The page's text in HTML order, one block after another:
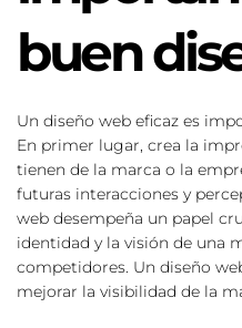
buen
Un diseño web eficaz es
En primer lugar, crea la
tienen de la marca o la
futuras interacciones y
web desempeña un papel
identidad y la visión de una
competidores. Un diseño
mejorar la visibilidad de la